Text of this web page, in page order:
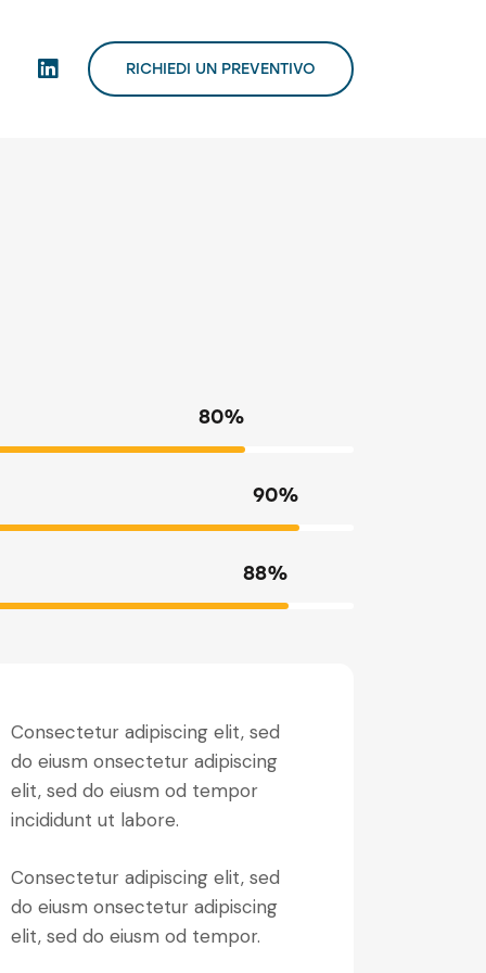
RICHIEDI UN PREVENTIVO
80%
90%
88%
Consectetur adipiscing elit, sed
do eiusm onsectetur adipiscing
elit, sed do eiusm od tempor
incididunt ut labore.
Consectetur adipiscing elit, sed
do eiusm onsectetur adipiscing
elit, sed do eiusm od tempor.